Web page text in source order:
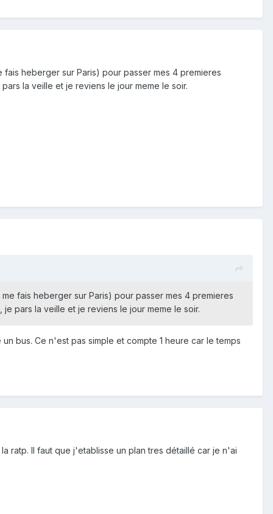
heberger sur Paris) pour passer mes 4 premieres
la veille et je reviens le jour meme le soir.
fais heberger sur Paris) pour passer mes 4 premieres
pars la veille et je reviens le jour meme le soir.
bus. Ce n'est pas simple et compte 1 heure car le temps
ratp. Il faut que j'etablisse un plan tres détaillé car je n'ai